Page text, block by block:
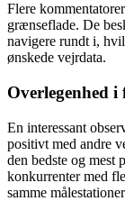
Flere
grænseflade. De
navigere rundt i,
ønskede vejrdata.
Overlegenhed
En interessant
positivt med andre
den bedste og mest
konkurrenter med
samme